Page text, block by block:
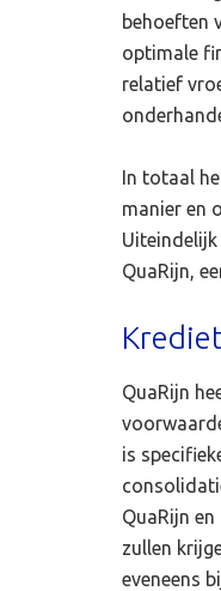
behoeften
optimale
relatief
In totaal
manier en
QuaRijn,
QuaRijn
is
QuaRijn
zullen
eveneens